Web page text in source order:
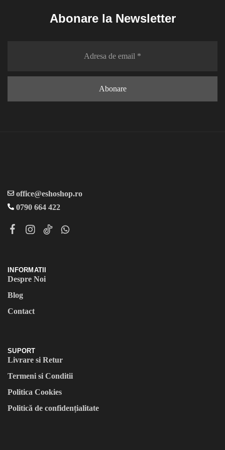
Abonare la Newsletter
office@eshoshop.ro
0790 664 422
INFORMATII
Despre Noi
Blog
Contact
SUPORT
Livrare si Retur
Termeni si Conditii
Politica Cookies
Politică de confidențialitate